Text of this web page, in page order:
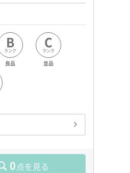
B
ランク
良品
C
ランク
並品
0点を見る